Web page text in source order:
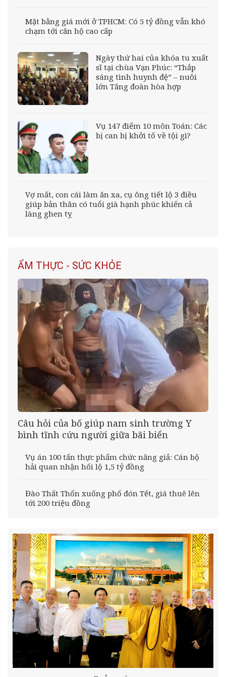
Mặt bằng giá mới ở TPHCM: Có 5 tỷ đồng vẫn khó
chạm tới căn hộ cao cấp
Ngày thứ hai của khóa tu xuất
sĩ tại chùa Vạn Phúc: “Thắp
sáng tình huynh đệ” – nuôi
lớn Tăng đoàn hòa hợp
Vụ 147 điểm 10 môn Toán: Các
bị can bị khởi tố về tội gì?
Vợ mất, con cái làm ăn xa, cụ ông tiết lộ 3 điều
giúp bản thân có tuổi già hạnh phúc khiến cả
làng ghen tỵ
ẨM THỰC - SỨC KHỎE
Câu hỏi của bố giúp nam sinh trường Y
bình tĩnh cứu người giữa bãi biển
Vụ án 100 tấn thực phẩm chức năng giả: Cán bộ
hải quan nhận hối lộ 1,5 tỷ đồng
Đào Thất Thốn xuống phố đón Tết, giá thuê lên
tới 200 triệu đồng